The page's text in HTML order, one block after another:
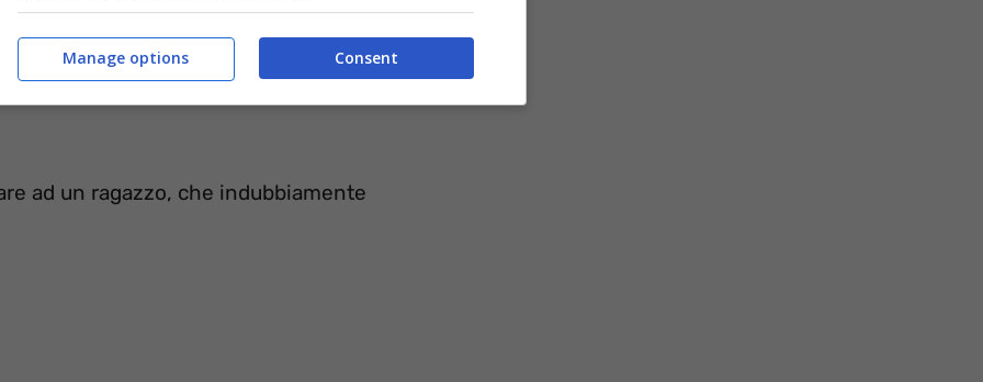
ad un ragazzo, che indubbiamente
Consent
Manage options